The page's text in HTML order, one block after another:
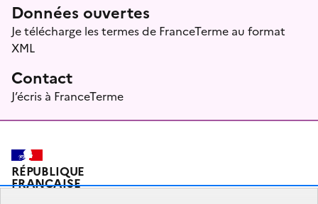
Données ouvertes
Je télécharge les termes de FranceTerme au format
XML
Contact
J’écris à FranceTerme
RÉPUBLIQUE
FRANÇAISE